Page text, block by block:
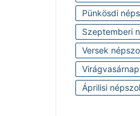
Pünkösdi
Szeptemberi
Versek
Áprilisi